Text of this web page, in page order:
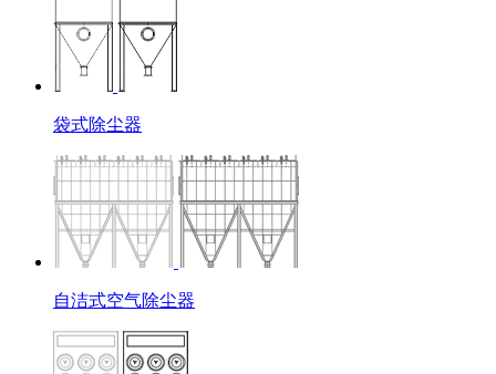
袋式除尘器
自洁式空气除尘器